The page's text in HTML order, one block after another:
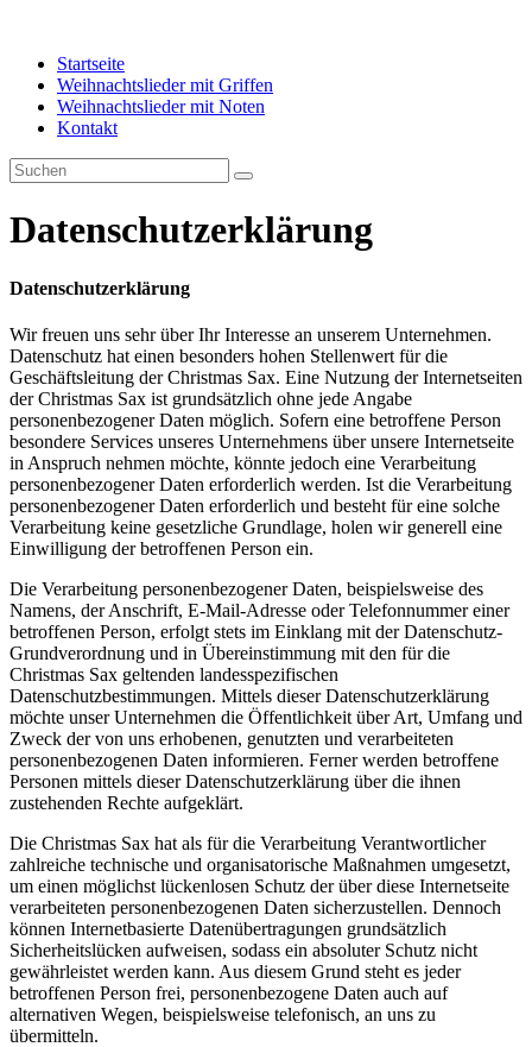
springenStartseite
Weihnachtslieder mit Griffen
Weihnachtslieder mit Noten
Kontakt
Datenschutzerklärung
Datenschutzerklärung
Wir freuen uns sehr über Ihr Interesse an unserem Unternehmen.
Datenschutz hat einen besonders hohen Stellenwert für die
Geschäftsleitung der Christmas Sax. Eine Nutzung der Internetseiten
der Christmas Sax ist grundsätzlich ohne jede Angabe
personenbezogener Daten möglich. Sofern eine betroffene Person
besondere Services unseres Unternehmens über unsere Internetseite
in Anspruch nehmen möchte, könnte jedoch eine Verarbeitung
personenbezogener Daten erforderlich werden. Ist die Verarbeitung
personenbezogener Daten erforderlich und besteht für eine solche
Verarbeitung keine gesetzliche Grundlage, holen wir generell eine
Einwilligung der betroffenen Person ein.
Die Verarbeitung personenbezogener Daten, beispielsweise des
Namens, der Anschrift, E-Mail-Adresse oder Telefonnummer einer
betroffenen Person, erfolgt stets im Einklang mit der Datenschutz-
Grundverordnung und in Übereinstimmung mit den für die
Christmas Sax geltenden landesspezifischen
Datenschutzbestimmungen. Mittels dieser Datenschutzerklärung
möchte unser Unternehmen die Öffentlichkeit über Art, Umfang und
Zweck der von uns erhobenen, genutzten und verarbeiteten
personenbezogenen Daten informieren. Ferner werden betroffene
Personen mittels dieser Datenschutzerklärung über die ihnen
zustehenden Rechte aufgeklärt.
Die Christmas Sax hat als für die Verarbeitung Verantwortlicher
zahlreiche technische und organisatorische Maßnahmen umgesetzt,
um einen möglichst lückenlosen Schutz der über diese Internetseite
verarbeiteten personenbezogenen Daten sicherzustellen. Dennoch
können Internetbasierte Datenübertragungen grundsätzlich
Sicherheitslücken aufweisen, sodass ein absoluter Schutz nicht
gewährleistet werden kann. Aus diesem Grund steht es jeder
betroffenen Person frei, personenbezogene Daten auch auf
alternativen Wegen, beispielsweise telefonisch, an uns zu
übermitteln.